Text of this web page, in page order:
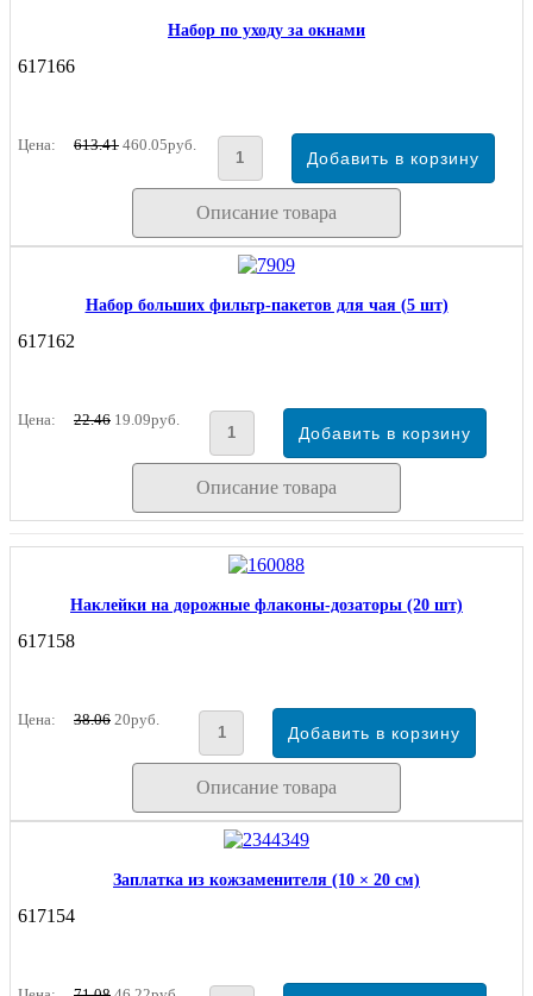
Набор по уходу за окнами
617166
Цена: 613.41 460.05руб.
Описание товара
Набор больших фильтр-пакетов для чая (5 шт)
617162
Цена: 22.46 19.09руб.
Описание товара
Наклейки на дорожные флаконы-дозаторы (20 шт)
617158
Цена: 38.06 20руб.
Описание товара
Заплатка из кожзаменителя (10 × 20 см)
617154